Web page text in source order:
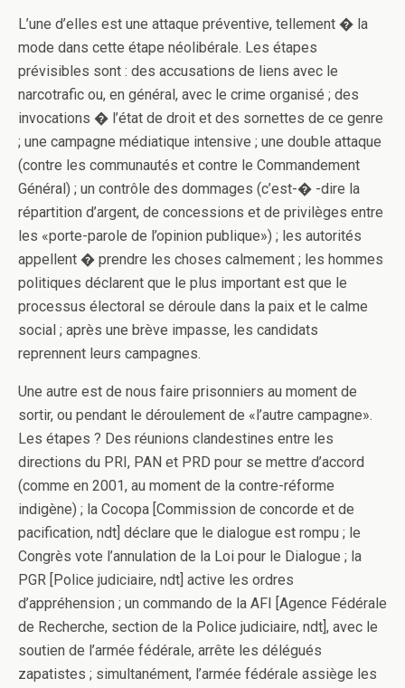
L’une d’elles est une attaque préventive, tellement � la
mode dans cette étape néolibérale. Les étapes
prévisibles sont : des accusations de liens avec le
narcotrafic ou, en général, avec le crime organisé ; des
invocations � l’état de droit et des sornettes de ce genre
; une campagne médiatique intensive ; une double attaque
(contre les communautés et contre le Commandement
Général) ; un contrôle des dommages (c’est-� -dire la
répartition d’argent, de concessions et de privilèges entre
les «porte-parole de l’opinion publique») ; les autorités
appellent � prendre les choses calmement ; les hommes
politiques déclarent que le plus important est que le
processus électoral se déroule dans la paix et le calme
social ; après une brève impasse, les candidats
reprennent leurs campagnes.
Une autre est de nous faire prisonniers au moment de
sortir, ou pendant le déroulement de «l’autre campagne».
Les étapes ? Des réunions clandestines entre les
directions du PRI, PAN et PRD pour se mettre d’accord
(comme en 2001, au moment de la contre-réforme
indigène) ; la Cocopa [Commission de concorde et de
pacification, ndt] déclare que le dialogue est rompu ; le
Congrès vote l’annulation de la Loi pour le Dialogue ; la
PGR [Police judiciaire, ndt] active les ordres
d’appréhension ; un commando de la AFI [Agence Fédérale
de Recherche, section de la Police judiciaire, ndt], avec le
soutien de l’armée fédérale, arrête les délégués
zapatistes ; simultanément, l’armée fédérale assiège les